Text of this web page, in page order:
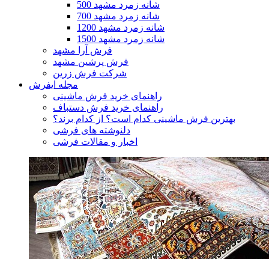
500 شانه زمرد مشهد
700 شانه زمرد مشهد
1200 شانه زمرد مشهد
1500 شانه زمرد مشهد
فرش آرا مشهد
فرش پرشین مشهد
شرکت فرش زرین
مجله ایفرش
راهنمای خرید فرش ماشینی
راهنمای خرید فرش دستباف
بهترین فرش ماشینی کدام است؟ از کدام برند؟
دلنوشته های فرشی
اخبار و مقالات فرشی